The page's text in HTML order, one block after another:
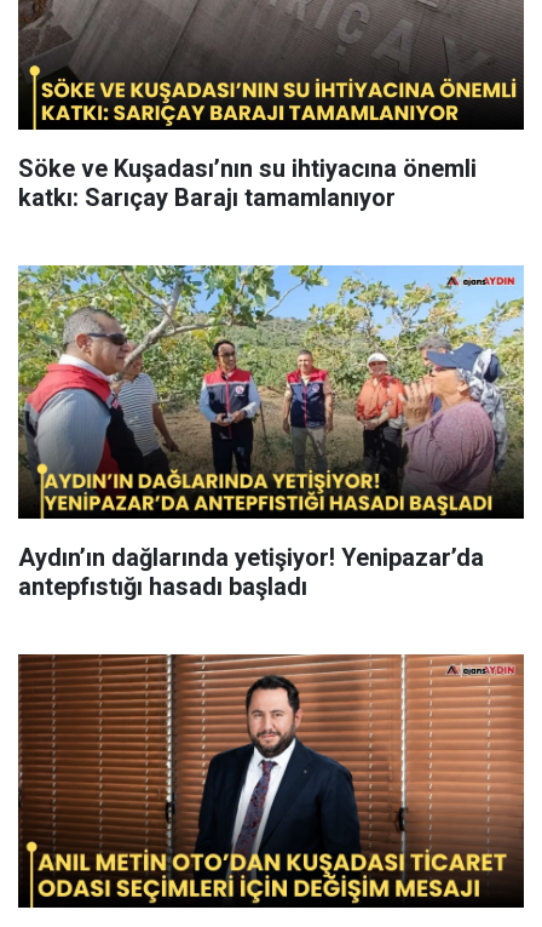
Söke ve Kuşadası’nın su ihtiyacına önemli
katkı: Sarıçay Barajı tamamlanıyor
Aydın’ın dağlarında yetişiyor! Yenipazar’da
antepfıstığı hasadı başladı